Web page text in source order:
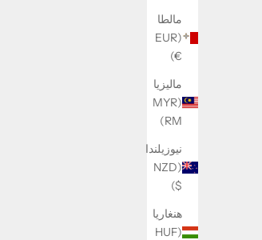
مالطا
(EUR
€)
ماليزيا
(MYR
RM)
نيوزيلندا
(NZD
$)
هنغاريا
(HUF
Wing necklace (Not stainless steel)